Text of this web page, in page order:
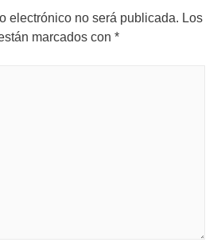
electrónico no será publicada. Los
marcados con *